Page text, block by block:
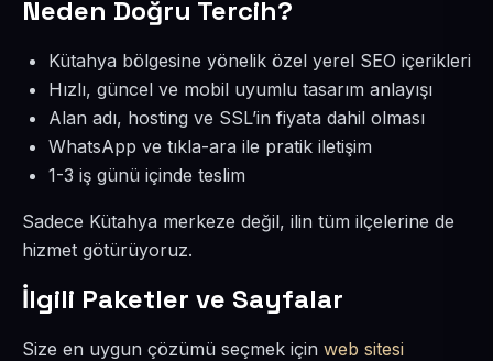
Neden Doğru Tercih?
Kütahya bölgesine yönelik özel yerel SEO içerikleri
Hızlı, güncel ve mobil uyumlu tasarım anlayışı
Alan adı, hosting ve SSL’in fiyata dahil olması
WhatsApp ve tıkla-ara ile pratik iletişim
1-3 iş günü içinde teslim
Sadece Kütahya merkeze değil, ilin tüm ilçelerine de
hizmet götürüyoruz.
İlgili Paketler ve Sayfalar
Size en uygun çözümü seçmek için web sitesi